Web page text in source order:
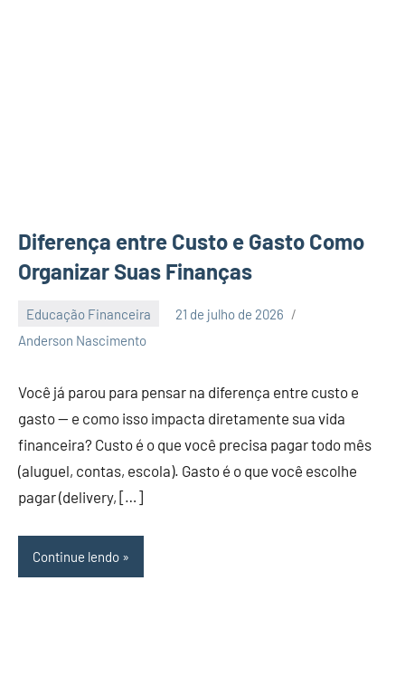
Diferença entre Custo e Gasto Como
Organizar Suas Finanças
Educação Financeira
21 de julho de 2026
Anderson Nascimento
2
Você já parou para pensar na diferença entre custo e
gasto — e como isso impacta diretamente sua vida
financeira? Custo é o que você precisa pagar todo mês
(aluguel, contas, escola). Gasto é o que você escolhe
pagar (delivery, […]
Continue lendo